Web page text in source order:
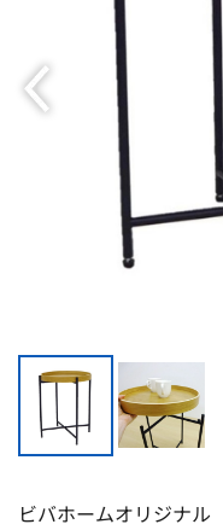
ビバホームオリジナル